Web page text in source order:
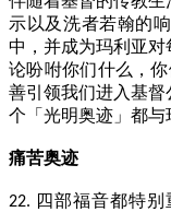
示以及洗者若翰的
中，并成为玛利亚
论吩咐你们什么，
善引领我们进入基
个「光明奥迹」都与
痛苦奥迹
22. 四部福音都特